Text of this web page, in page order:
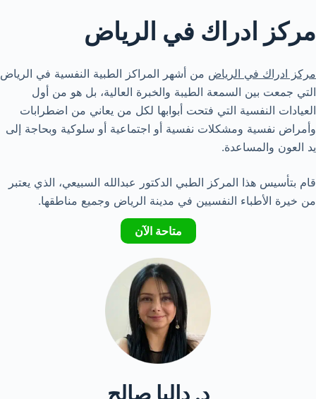
مركز ادراك في الرياض
مركز ادراك في الرياض من أشهر المراكز الطبية النفسية في الرياض
التي جمعت بين السمعة الطيبة والخبرة العالية، بل هو من أول
العيادات النفسية التي فتحت أبوابها لكل من يعاني من اضطرابات
وأمراض نفسية ومشكلات نفسية أو اجتماعية أو سلوكية وبحاجة إلى
يد العون والمساعدة.
قام بتأسيس هذا المركز الطبي الدكتور عبدالله السبيعي، الذي يعتبر
من خيرة الأطباء النفسيين في مدينة الرياض وجميع مناطقها.
متاحة الآن
د. داليا صالح